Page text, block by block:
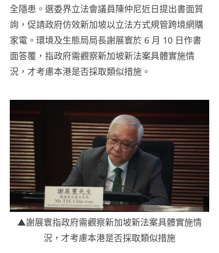
全隱患。選委界立法會議員陳仲尼近日提出書面質
詢，促請政府仿效新加坡以立法方式規管跨境網購
家電。環境及生態局局長謝展寰於 6 月 10 日作書
面答覆，指政府需觀察新加坡新法案具體實施情
況，才考慮本港是否採取類似措施。
▲謝展寰指政府需觀察新加坡新法案具體實施情
況，才考慮本港是否採取類似措施